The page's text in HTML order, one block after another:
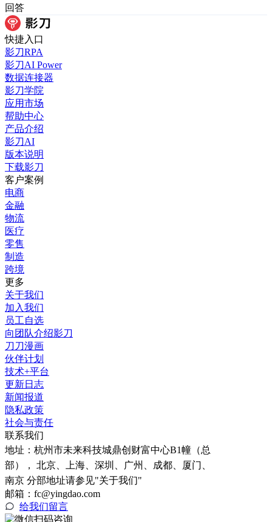
回答
快捷入口
影刀RPA
影刀AI Power
数据连接器
影刀学院
应用市场
帮助中心
产品介绍
影刀AI
版本说明
下载影刀
客户案例
电商
金融
物流
医疗
零售
制造
跨境
更多
关于我们
加入我们
员工自选
向团队介绍影刀
刀刀漫画
伙伴计划
技术+平台
更新日志
新闻报道
隐私政策
社会与责任
联系我们
地址： 杭州市未来科技城鼎创财富中心B1幢（总
部）， 北京、上海、深圳、广州、成都、厦门、
南京 分部地址请参见"关于我们"
邮箱：fc@yingdao.com
给我们留言